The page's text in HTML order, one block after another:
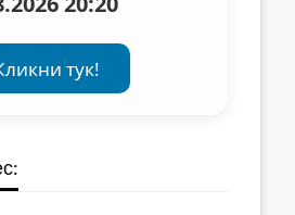
тук!